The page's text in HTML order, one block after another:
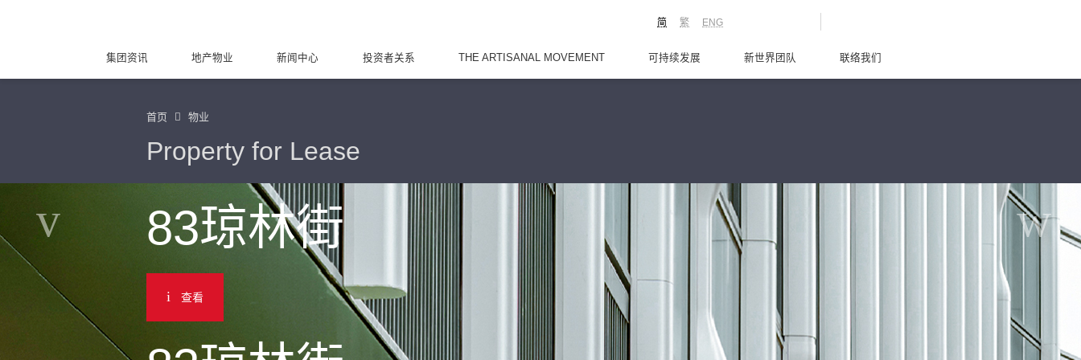
ENG
繁
简
集团资讯 地产物业 新闻中心 投资者关系 THE ARTISANAL MOVEMENT 可持续发展 新世界团队 联络我们
首页 物业
Property for Lease
83琼林街
查看